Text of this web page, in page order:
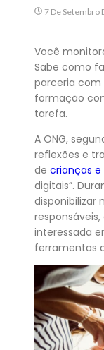
7 De Setembro
Você
Sabe como
parceria com
formação
tarefa.
A ONG,
reflexões e
de crianças
digitais”.
disponibilizar
interessada
ferramentas